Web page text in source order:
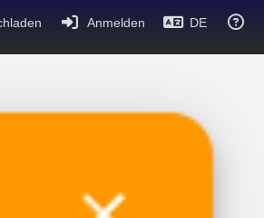
Anmelden DE